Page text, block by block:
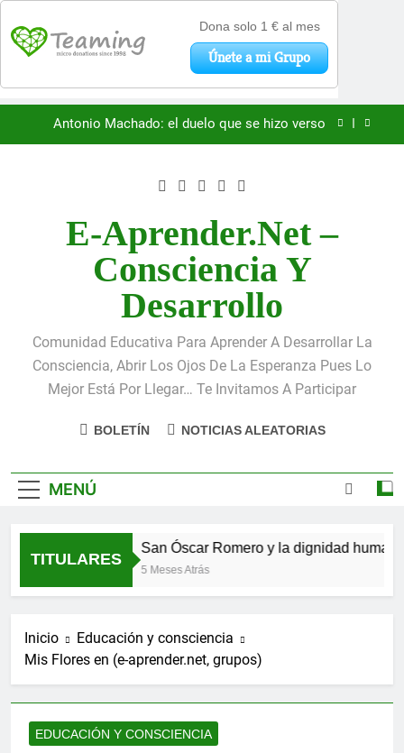
«La kinesina y la felicidad: cómo una proteína
Antonio Machado: el duelo que se hizo verso
«La kinesina y la felicidad: cómo una proteína
impulsa tu bienestar»
Antonio Machado: el duelo que se hizo verso
San Óscar Romero y la dignidad humana
🌸 La fuerza olvidada de la ternura
«La kinesina y la felicidad: cómo una proteína
E-Aprender.net –
Consciencia Y
Desarrollo
Comunidad Educativa Para Aprender A Desarrollar La
Consciencia, Abrir Los Ojos De La Esperanza Pues Lo
Mejor Está Por Llegar… Te Invitamos A Participar
BOLETÍN NOTICIAS ALEATORIAS
MENÚ
TITULARES
San Óscar Romero y la dignidad humana
5 Meses Atrás
Inicio
Educación y consciencia
Mis Flores en (e-aprender.net, grupos)
EDUCACIÓN Y CONSCIENCIA